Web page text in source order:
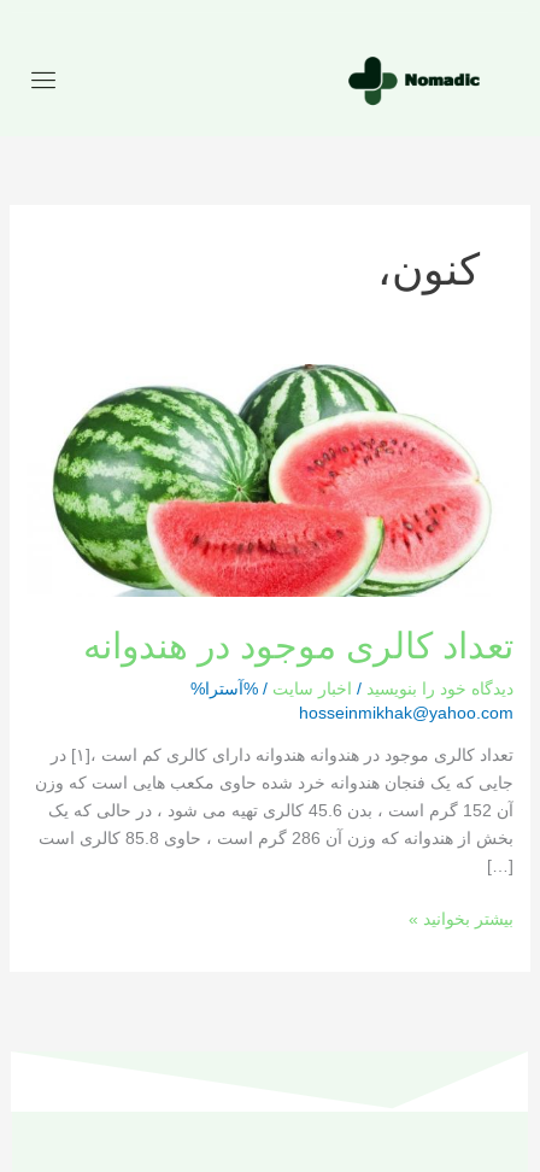
کنون،
تعداد کالری موجود در هندوانه
دیدگاه‌ خود را بنویسید / اخبار سایت / %آسترا%
hosseinmikhak@yahoo.com
تعداد کالری موجود در هندوانه هندوانه دارای کالری کم است ،[١] در
جایی که یک فنجان هندوانه خرد شده حاوی مکعب هایی است که وزن
آن 152 گرم است ، بدن 45.6 کالری تهیه می شود ، در حالی که یک
بخش از هندوانه که وزن آن 286 گرم است ، حاوی 85.8 کالری است
[…]
هندوانه
بیشتر بخوانید »